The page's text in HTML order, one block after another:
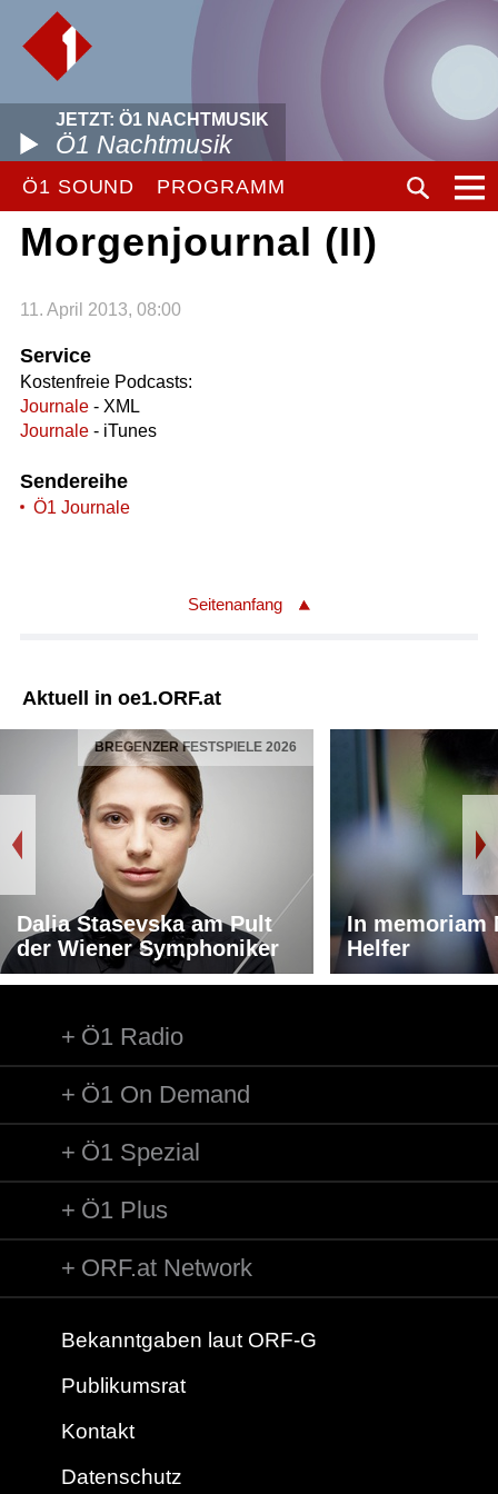
JETZT: Ö1 NACHTMUSIK
Ö1 Nachtmusik
Ö1 SOUND PROGRAMM
Morgenjournal (II)
11. April 2013, 08:00
Service
Kostenfreie Podcasts:
Journale- XML
Journale- iTunes
Sendereihe
Ö1 Journale
Seitenanfang
Aktuell in oe1.ORF.at
BREGENZER FESTSPIELE 2026
Dalia Stasevska am Pult
der Wiener Symphoniker
In memoriam
Helfer
Ö1 Radio
Ö1 On Demand
Ö1 Spezial
Ö1 Plus
ORF.at Network
Bekanntgaben laut ORF-G
Publikumsrat
Kontakt
Datenschutz